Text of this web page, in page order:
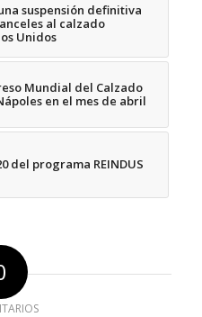
suspensión definitiva
al calzado
Unidos
Mundial del Calzado
en el mes de abril
del programa REINDUS